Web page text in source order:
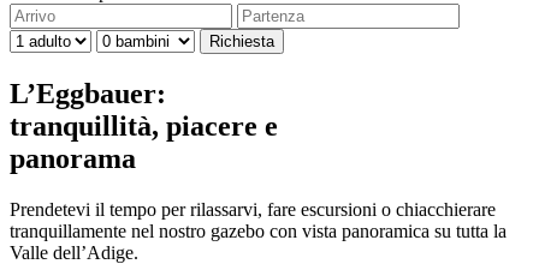
L’Eggbauer:
tranquillità, piacere e
panorama
Prendetevi il tempo per rilassarvi, fare escursioni o chiacchierare
tranquillamente nel nostro gazebo con vista panoramica su tutta la
Valle dell’Adige.